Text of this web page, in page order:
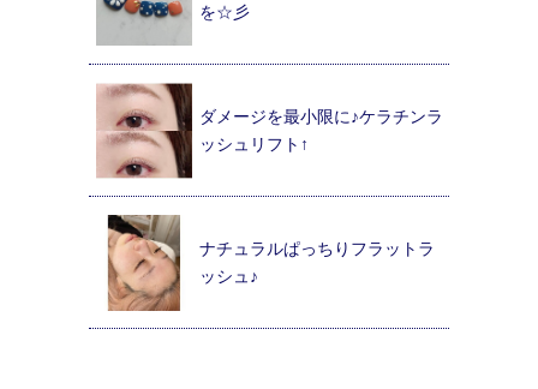
を☆彡
ダメージを最小限に♪ケラチンラ
ッシュリフト↑
ナチュラルぱっちりフラットラ
ッシュ♪